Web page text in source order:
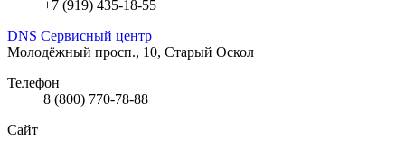
+7 (919) 435-18-55
DNS Сервисный центр
Молодёжный просп., 10, Старый Оскол
Телефон
8 (800) 770-78-88
Сайт